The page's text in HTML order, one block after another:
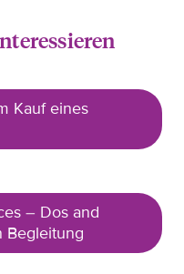
Kauf eines
– Dos and
Begleitung